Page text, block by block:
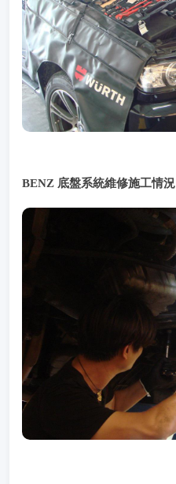
BENZ 底盤系統維修施工情況